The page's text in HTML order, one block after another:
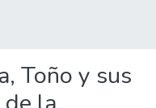
Toño y sus